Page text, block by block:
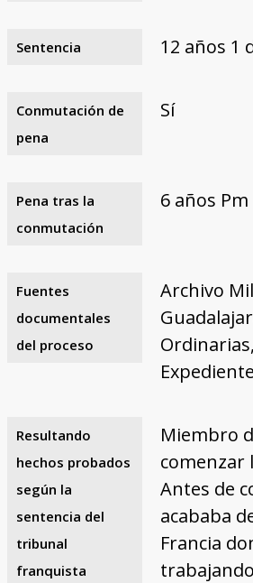
Sentencia 12 años 1
Conmutación de
pena
Sí
Pena tras la
conmutación
6 años Pm
Fuentes
documentales
del proceso
Archivo
Resultando
hechos probados
según la
sentencia del
tribunal
franquista
Miembro
comenzar
Antes de
acababa
Francia